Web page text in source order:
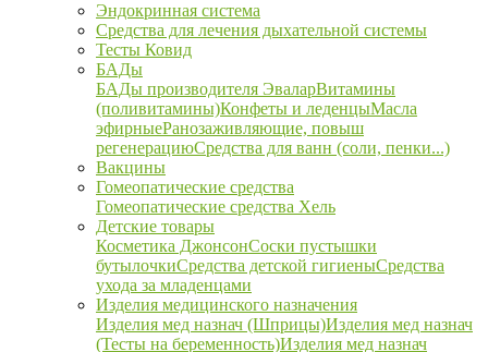
Эндокринная система
Средства для лечения дыхательной системы
Тесты Ковид
БАДы
БАДы производителя ЭваларВитамины
(поливитамины)Конфеты и леденцыМасла
эфирныеРанозаживляющие, повыш
регенерациюСредства для ванн (соли, пенки...)
Вакцины
Гомеопатические средства
Гомеопатические средства Хель
Детские товары
Косметика ДжонсонСоски пустышки
бутылочкиСредства детской гигиеныСредства
ухода за младенцами
Изделия медицинского назначения
Изделия мед назнач (Шприцы)Изделия мед назнач
(Тесты на беременность)Изделия мед назнач